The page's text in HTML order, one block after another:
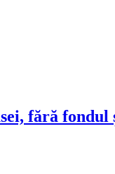
fără fondul